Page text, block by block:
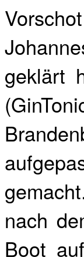
geklärt
nach
Boot